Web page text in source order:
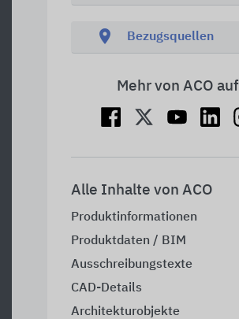
location_on Bezugsquellen
Mehr von ACO auf
Alle Inhalte von ACO
Produktinformationen
Produktdaten / BIM
Ausschreibungstexte
CAD-Details
Architekturobjekte